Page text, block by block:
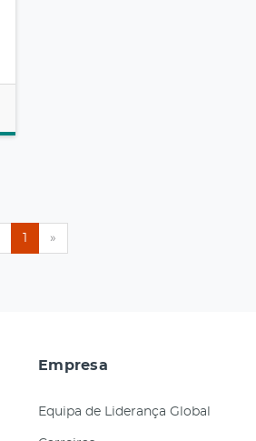
»
Empresa
Equipa de Liderança Global